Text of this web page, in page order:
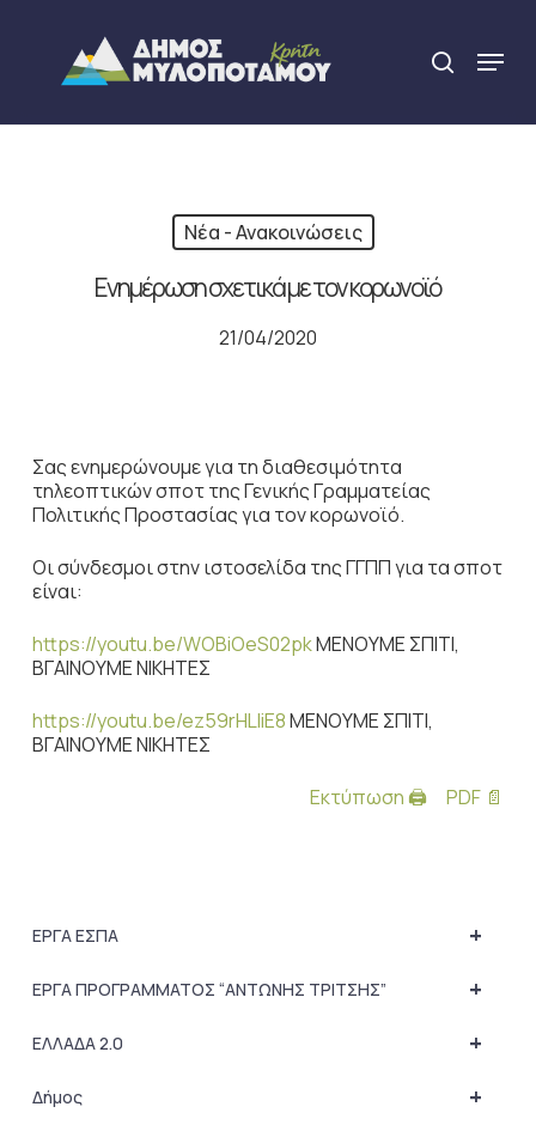
content
search
Menu
Νέα - Ανακοινώσεις
Ενημέρωση σχετικά με τον κορωνοϊό
21/04/2020
Σας ενημερώνουμε για τη διαθεσιμότητα
τηλεοπτικών σποτ της Γενικής Γραμματείας
Πολιτικής Προστασίας για τον κορωνοϊό.
Οι σύνδεσμοι στην ιστοσελίδα της ΓΓΠΠ για τα σποτ
είναι:
https://youtu.be/WOBiOeS02pkΜΕΝΟΥΜΕ ΣΠΙΤΙ,
ΒΓΑΙΝΟΥΜΕ ΝΙΚΗΤΕΣ
https://youtu.be/ez59rHLliE8ΜENOYME ΣΠΙΤΙ,
ΒΓΑΙΝΟΥΜΕ ΝΙΚΗΤΕΣ
Εκτύπωση 🖨
PDF 📄
+
ΕΡΓΑ ΕΣΠΑ
+
ΕΡΓΑ ΠΡΟΓΡΑΜΜΑΤΟΣ “ΑΝΤΩΝΗΣ ΤΡΙΤΣΗΣ”
+
ΕΛΛΑΔΑ 2.0
+
Δήμος
Close